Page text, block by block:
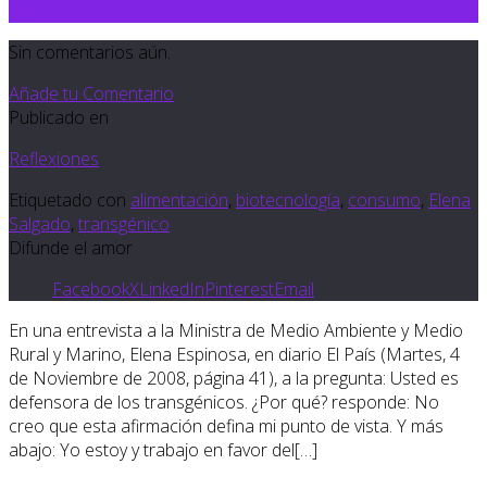
Sin comentarios aún.
Añade tu Comentario
Publicado en
Reflexiones
Etiquetado con alimentación, biotecnología, consumo, Elena
Salgado, transgénico
Difunde el amor
FacebookXLinkedInPinterestEmail
En una entrevista a la Ministra de Medio Ambiente y Medio
Rural y Marino, Elena Espinosa, en diario El País (Martes, 4
de Noviembre de 2008, página 41), a la pregunta: Usted es
defensora de los transgénicos. ¿Por qué? responde: No
creo que esta afirmación defina mi punto de vista. Y más
abajo: Yo estoy y trabajo en favor del[…]